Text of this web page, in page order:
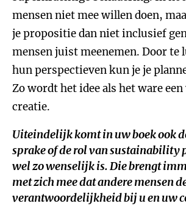
mensen niet mee willen doen,
je propositie dan niet inclusief
mensen juist meenemen. Door te
hun perspectieven kun je je
Zo wordt het idee als het ware
creatie.
Uiteindelijk komt in uw boek ook
sprake of de rol van sustainability
wel zo wenselijk is. Die brengt
met zich mee dat andere mensen
verantwoordelijkheid bij u en uw